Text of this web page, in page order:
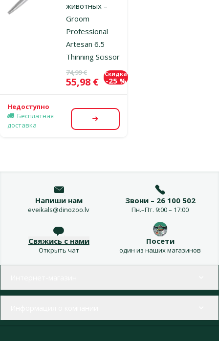
животных –
Groom
Professional
Artesan 6.5
Thinning Scissor
Исходная цена
74,99 €
Цена
55,98 €
Скидка
-25 %
Недоступно
Бесплатная
доставка
Посмотреть
Напиши нам
eveikals@dinozoo.lv
Звони – 26 100 502
Пн.–Пт. 9:00 – 17:00
Свяжись с нами
Открыть чат
Посети
один из наших магазинов